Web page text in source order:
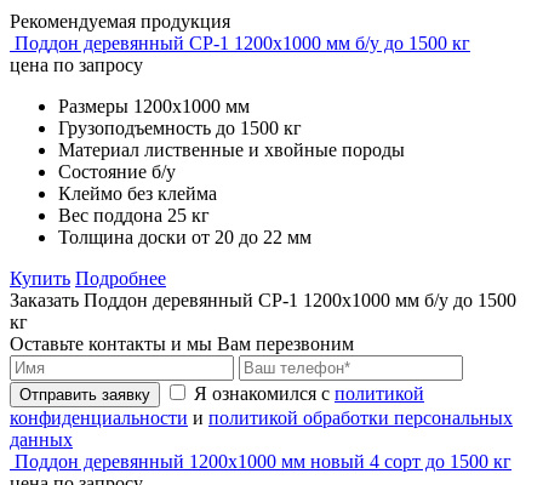
Рекомендуемая продукция
Поддон деревянный CP-1 1200х1000 мм б/у до 1500 кг
цена по запросу
Размеры 1200х1000 мм
Грузоподъемность до 1500 кг
Материал лиственные и хвойные породы
Состояние б/у
Клеймо без клейма
Вес поддона 25 кг
Толщина доски от 20 до 22 мм
Купить Подробнее
Заказать Поддон деревянный CP-1 1200х1000 мм б/у до 1500
кг
Оставьте контакты и мы Вам перезвоним
Отправить заявку Я ознакомился с политикой
конфиденциальности и политикой обработки персональных
данных
Поддон деревянный 1200х1000 мм новый 4 сорт до 1500 кг